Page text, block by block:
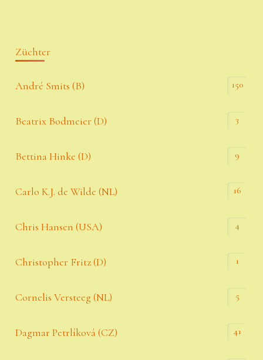
Züchter
André Smits (B) 150
Beatrix Bodmeier (D) 3
Bettina Hinke (D) 9
Carlo K.J. de Wilde (NL) 16
Chris Hansen (USA) 4
Christopher Fritz (D) 1
Cornelis Versteeg (NL) 5
Dagmar Petrlíková (CZ) 41